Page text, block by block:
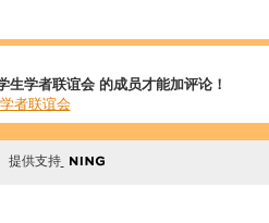
生学者联谊会 的成员才能加评论！
者联谊会
提供支持